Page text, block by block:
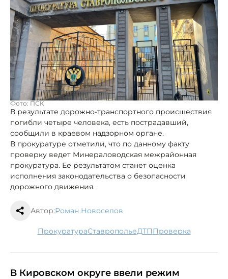
Фото: ПСК
В результате дорожно-транспортного происшествия
погибли четыре человека, есть пострадавший,
сообщили в краевом надзорном органе.
В прокуратуре отметили, что по данному факту
проверку ведет Минераловодская межрайонная
прокуратура. Ее результатом станет оценка
исполнения законодательства о безопасности
дорожного движения.
Автор:Роман Новоселов
прокуратура Ставрополье ДТП проверка
В Кировском округе ввели режим